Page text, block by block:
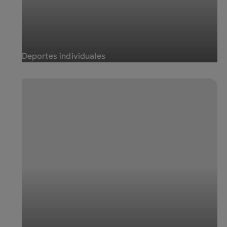
Deportes individuales